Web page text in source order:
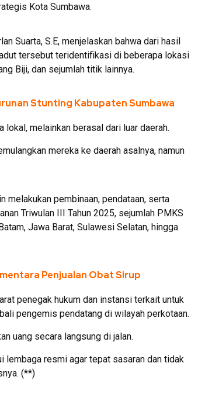
Kota Sumbawa.
Suarta, S.E, menjelaskan bahwa dari hasil
tersebut teridentifikasi di beberapa lokasi
Biji, dan sejumlah titik lainnya.
Stunting Kabupaten Sumbawa
melainkan berasal dari luar daerah.
mereka ke daerah asalnya, namun
melakukan pembinaan, pendataan, serta
Triwulan III Tahun 2025, sejumlah PMKS
Jawa Barat, Sulawesi Selatan, hingga
Penjualan Obat Sirup
penegak hukum dan instansi terkait untuk
pengemis pendatang di wilayah perkotaan.
uang secara langsung di jalan.
lembaga resmi agar tepat sasaran dan tidak
(**)